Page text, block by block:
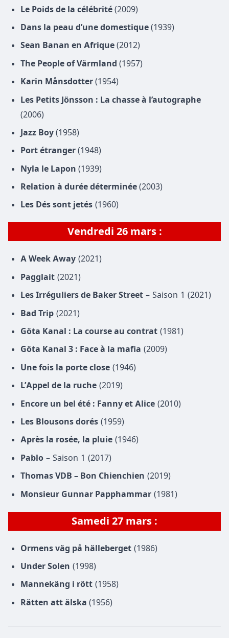
Le Poids de la célébrité (2009)
Dans la peau d’une domestique (1939)
Sean Banan en Afrique (2012)
The People of Värmland (1957)
Karin Månsdotter (1954)
Les Petits Jönsson : La chasse à l’autographe
(2006)
Jazz Boy (1958)
Port étranger (1948)
Nyla le Lapon (1939)
Relation à durée déterminée (2003)
Les Dés sont jetés (1960)
Vendredi 26 mars :
A Week Away (2021)
Pagglait (2021)
Les Irréguliers de Baker Street – Saison 1 (2021)
Bad Trip (2021)
Göta Kanal : La course au contrat (1981)
Göta Kanal 3 : Face à la mafia (2009)
Une fois la porte close (1946)
L’Appel de la ruche (2019)
Encore un bel été : Fanny et Alice (2010)
Les Blousons dorés (1959)
Après la rosée, la pluie (1946)
Pablo – Saison 1 (2017)
Thomas VDB – Bon Chienchien (2019)
Monsieur Gunnar Papphammar (1981)
Samedi 27 mars :
Ormens väg på hälleberget (1986)
Under Solen (1998)
Mannekäng i rött (1958)
Rätten att älska (1956)